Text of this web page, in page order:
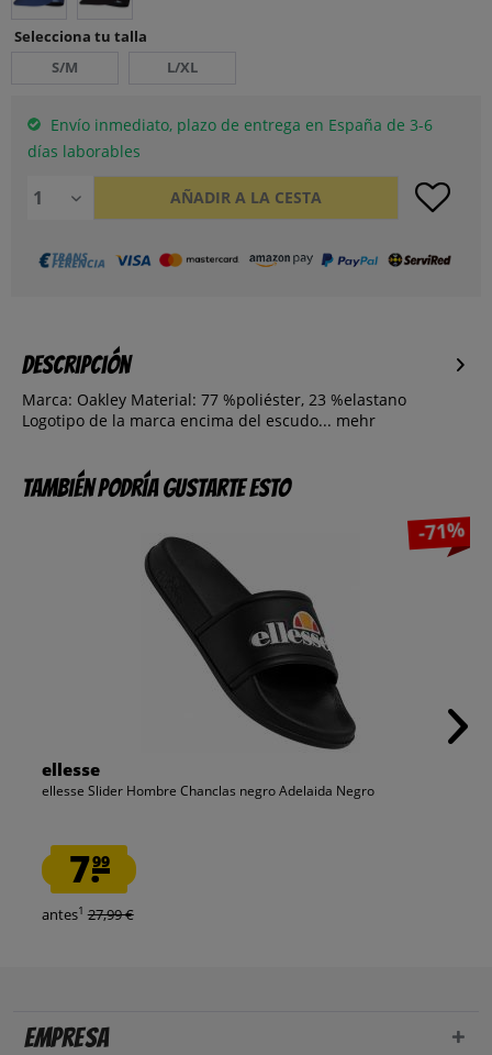
Selecciona tu talla
S/M
L/XL
Envío inmediato, plazo de entrega en España de 3-6
días laborables
AÑADIR A LA CESTA
Descripción
Marca: Oakley Material: 77 %poliéster, 23 %elastano
Logotipo de la marca encima del escudo... mehr
También podría gustarte esto
-71%
ellesse
ellesse Slider Hombre Chanclas negro Adelaida Negro
7.99
antes1 27,99 €
Empresa